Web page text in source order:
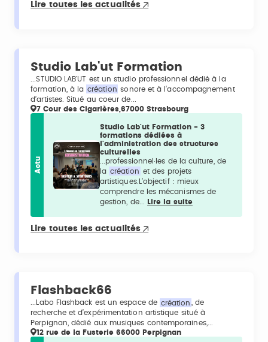
Lire toutes les actualités
Studio Lab'ut Formation
...STUDIO LAB'UT est un studio professionnel dédié à la
formation, à la création sonore et à l’accompagnement
d’artistes. Situé au coeur de...
7 Cour des Cigarières,67000 Strasbourg
Actu
Studio Lab'ut Formation - 3
formations dédiées à
l'administration des structures
culturelles
...professionnel·les de la culture, de
la création et des projets
artistiques.L’objectif : mieux
comprendre les mécanismes de
gestion, de...
Lire la suite
Lire toutes les actualités
Flashback66
...Labo Flashback est un espace de création
, de
recherche et d’expérimentation artistique situé à
Perpignan, dédié aux musiques contemporaines,...
12 rue de la Fusterie 66000 Perpignan